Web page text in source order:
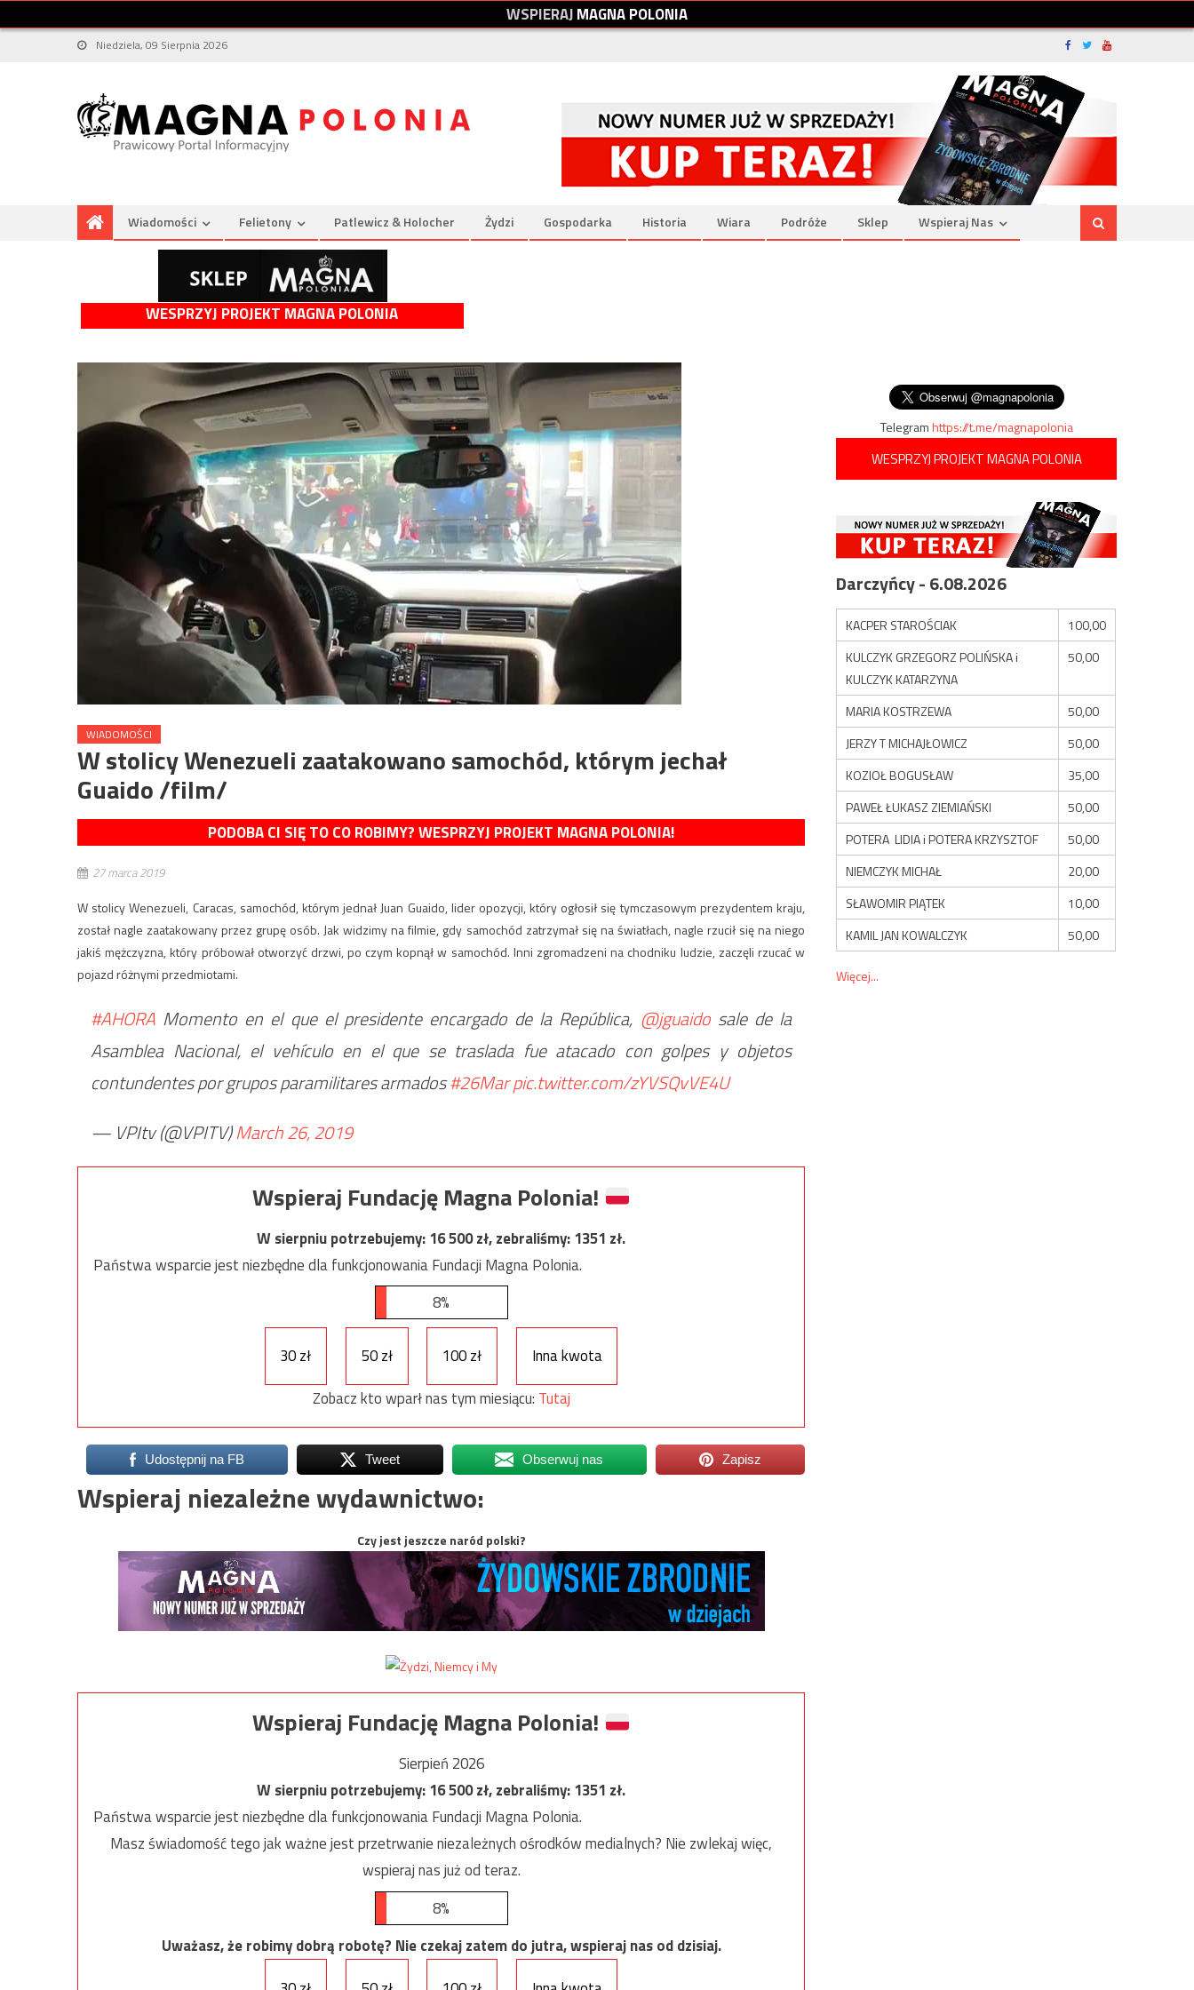
WSPIERAJMAGNAPOLONIA
Niedziela, 09 Sierpnia 2026
Wiadomości Felietony Patlewicz & Holocher Żydzi Gospodarka Historia Wiara Podróże Sklep Wspieraj Nas
WESPRZYJ PROJEKT MAGNA POLONIA
WIADOMOŚCI
W stolicy Wenezueli zaatakowano samochód, którym jechał
Guaido /film/
PODOBA CI SIĘ TO CO ROBIMY? WESPRZYJ PROJEKT MAGNA POLONIA!
27 marca 2019
W stolicy Wenezueli, Caracas, samochód, którym jednał Juan Guaido, lider opozycji, który ogłosił się tymczasowym prezydentem kraju,
został nagle zaatakowany przez grupę osób. Jak widzimy na filmie, gdy samochód zatrzymał się na światłach, nagle rzucił się na niego
jakiś mężczyzna, który próbował otworzyć drzwi, po czym kopnął w samochód. Inni zgromadzeni na chodniku ludzie, zaczęli rzucać w
pojazd różnymi przedmiotami.
#AHORA Momento en el que el presidente encargado de la República, @jguaidosale de la
Asamblea Nacional, el vehículo en el que se traslada fue atacado con golpes y objetos
contundentes por grupos paramilitares armados#26Marpic.twitter.com/zYVSQvVE4U
— VPItv (@VPITV)March 26, 2019
Wspieraj Fundację Magna Polonia!
W sierpniu potrzebujemy:16 500zł, zebraliśmy:1351 zł.
Państwa wsparcie jest niezbędne dla funkcjonowania Fundacji Magna Polonia.
8%
30 zł 50 zł 100 zł
Inna kwota
Zobacz kto wparł nas tym miesiącu: Tutaj
Udostępnij na FB Tweet Obserwuj nas Zapisz
Wspieraj niezależne wydawnictwo:
Czy jest jeszcze naród polski?
Wspieraj Fundację Magna Polonia!
Sierpień 2026
W sierpniu potrzebujemy:16 500zł, zebraliśmy:1351 zł.
Państwa wsparcie jest niezbędne dla funkcjonowania Fundacji Magna Polonia.
Masz świadomość tego jak ważne jest przetrwanie niezależnych ośrodków medialnych? Nie zwlekaj więc,
wspieraj nas już od teraz.
8%
Uważasz, że robimy dobrą robotę? Nie czekaj zatem do jutra, wspieraj nas od dzisiaj.
Telegramhttps://t.me/magnapolonia
WESPRZYJ PROJEKT MAGNA POLONIA
Darczyńcy - 6.08.2026
KACPER STAROŚCIAK
100,00
KULCZYK GRZEGORZ POLIŃSKA i
KULCZYK KATARZYNA
50,00
MARIA KOSTRZEWA
50,00
JERZY T MICHAJŁOWICZ
50,00
KOZIOŁ BOGUSŁAW
35,00
PAWEŁ ŁUKASZ ZIEMIAŃSKI
50,00
POTERA LIDIA i POTERA KRZYSZTOF
50,00
NIEMCZYK MICHAŁ
20,00
SŁAWOMIR PIĄTEK
10,00
KAMIL JAN KOWALCZYK
50,00
Więcej...